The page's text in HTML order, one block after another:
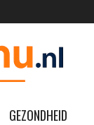
GEZONDHEID